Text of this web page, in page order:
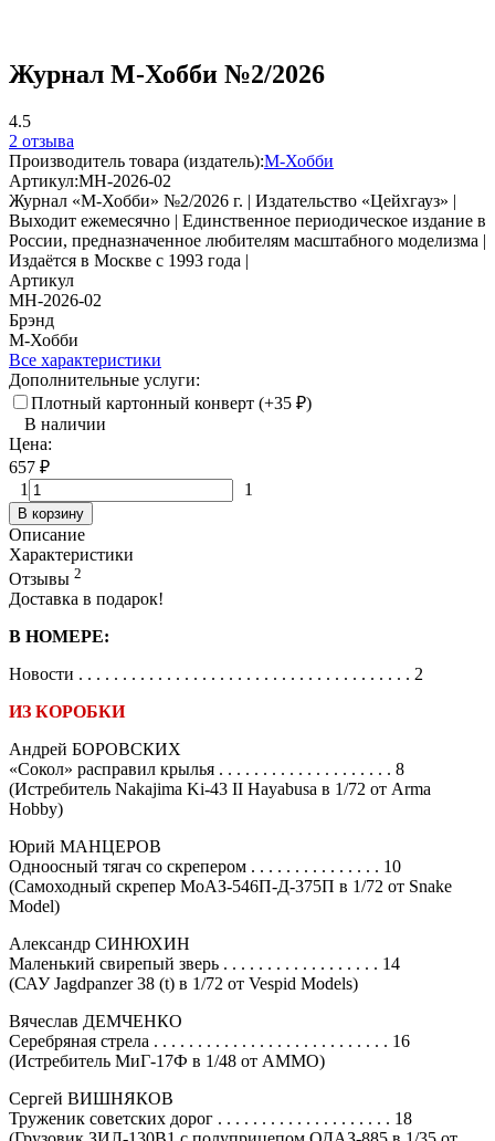
Журнал М-Хобби №2/2026
4.5
2 отзыва
Производитель товара (издатель):М-Хобби
Артикул:MH-2026-02
Журнал «М-Хобби» №2/2026 г. | Издательство «Цейхгауз» |
Выходит ежемесячно | Единственное периодическое издание в
России, предназначенное любителям масштабного моделизма |
Издаётся в Москве с 1993 года |
Артикул
MH-2026-02
Брэнд
М-Хобби
Все характеристики
Дополнительные услуги:
Плотный картонный конверт (+35 ₽)
В наличии
Цена:
657 ₽
1
1
В корзину
Описание
Характеристики
Отзывы 2
Доставка в подарок!
В НОМЕРE:
Новости . . . . . . . . . . . . . . . . . . . . . . . . . . . . . . . . . . . . . . 2
ИЗ КОРОБКИ
Андрей БОРОВСКИХ
«Сокол» расправил крылья . . . . . . . . . . . . . . . . . . . . 8
(Истребитель Nakajima Ki-43 II Hayabusa в 1/72 от Arma
Hobby)
Юрий МАНЦЕРОВ
Одноосный тягач со скрепером . . . . . . . . . . . . . . . 10
(Самоходный скрепер МоАЗ-546П-Д-375П в 1/72 от Snake
Model)
Александр СИНЮХИН
Маленький свирепый зверь . . . . . . . . . . . . . . . . . . 14
(САУ Jagdpanzer 38 (t) в 1/72 от Vespid Models)
Вячеслав ДЕМЧЕНКО
Серебряная стрела . . . . . . . . . . . . . . . . . . . . . . . . . . . 16
(Истребитель МиГ-17Ф в 1/48 от АММО)
Сергей ВИШНЯКОВ
Труженик советских дорог . . . . . . . . . . . . . . . . . . . . 18